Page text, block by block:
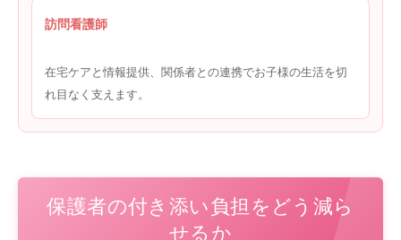
訪問看護師
在宅ケアと情報提供、関係者との連携でお子様の生活を切
れ目なく支えます。
保護者の付き添い負担をどう減ら
せるか